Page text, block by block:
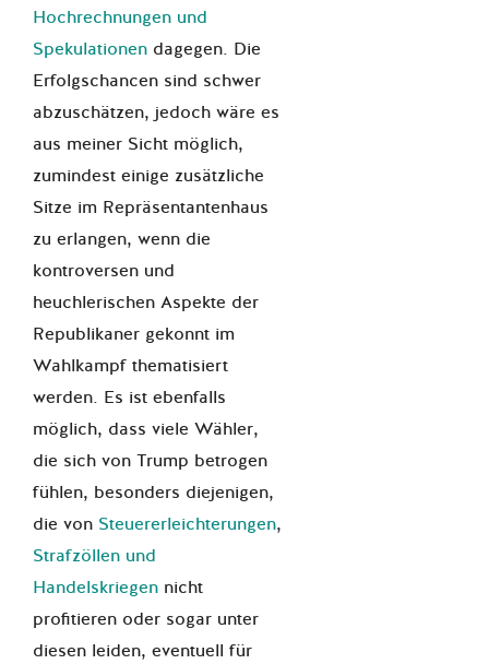
Hochrechnungen und
Spekulationen dagegen. Die
Erfolgschancen sind schwer
abzuschätzen, jedoch wäre es
aus meiner Sicht möglich,
zumindest einige zusätzliche
Sitze im Repräsentantenhaus
zu erlangen, wenn die
kontroversen und
heuchlerischen Aspekte der
Republikaner gekonnt im
Wahlkampf thematisiert
werden. Es ist ebenfalls
möglich, dass viele Wähler,
die sich von Trump betrogen
fühlen, besonders diejenigen,
die von Steuererleichterungen,
Strafzöllen und
Handelskriegen nicht
profitieren oder sogar unter
diesen leiden, eventuell für